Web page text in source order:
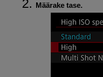
Määrake tase.